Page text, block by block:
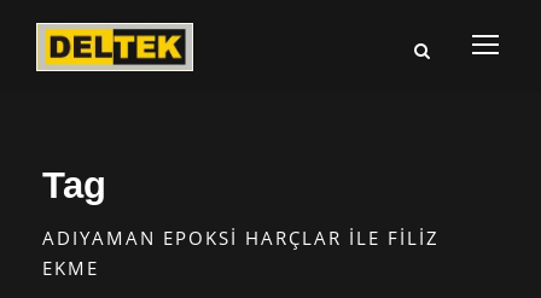
Tag
ADIYAMAN EPOKSI HARÇLAR ILE FILIZ
EKME